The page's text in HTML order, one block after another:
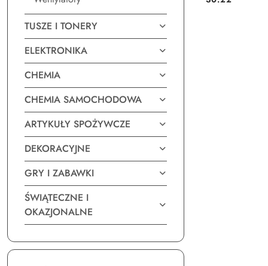
TUSZE I TONERY
ELEKTRONIKA
CHEMIA
CHEMIA SAMOCHODOWA
ARTYKUŁY SPOŻYWCZE
DEKORACYJNE
GRY I ZABAWKI
ŚWIĄTECZNE I
OKAZJONALNE
Cena: